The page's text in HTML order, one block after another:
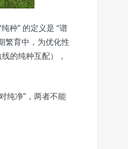
种” 的定义是 “谱
繁育中，为优化性
的纯种互配），
纯净”，两者不能